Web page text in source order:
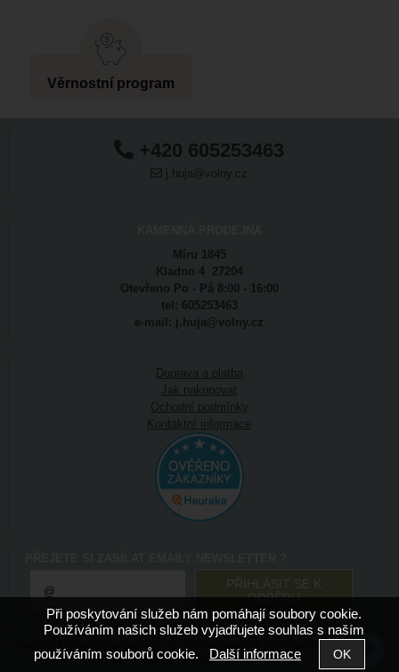
Věrnostní program
+420 605253463
j.huja@volny.cz
Míru 1845
Kladno 4 27204
Otevřeno Po - Pá 8:00 - 16:00
tel: 605253463
e-mail: j.huja@volny.cz
Doprava a platba
Jak nakupovat
Ochodní podmínky
Kontaktní informace
potrebyproumelce.cz
shopuapronájem e-shopuShop5.cz
Při poskytování služeb nám pomáhají soubory cookie.
Používáním našich služeb vyjadřujete souhlas s naším
používáním souborů cookie. Další informace